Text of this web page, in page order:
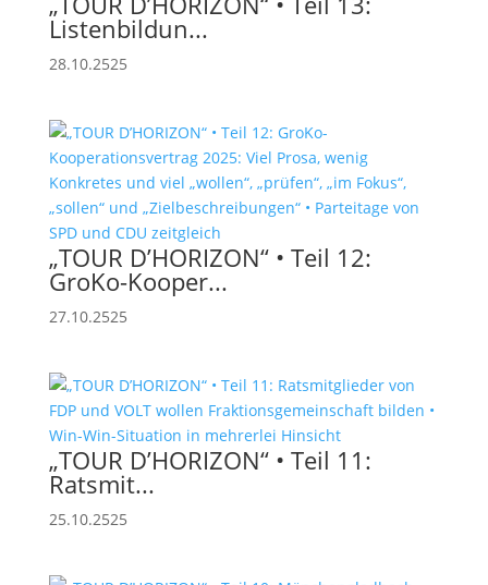
Listenbildun...
28.10.2525
„TOUR D’HORIZON“ • Teil 12:
GroKo-Kooper...
27.10.2525
„TOUR D’HORIZON“ • Teil 11:
Ratsmit­...
25.10.2525